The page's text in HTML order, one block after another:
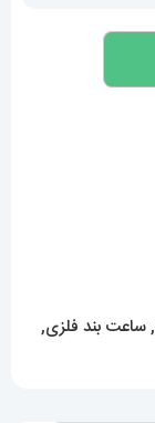
,ساعت بند فلزی,